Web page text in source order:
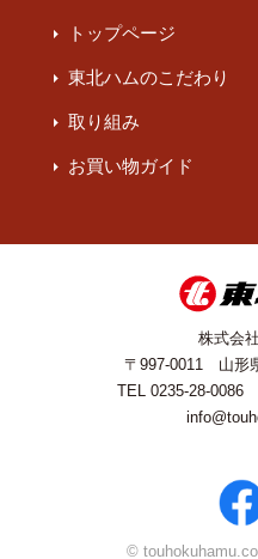
トップページ
東北ハムのこだわり
取り組み
お買い物ガイド
株式会
〒997-0011 山形
TEL 0235-28-
©︎